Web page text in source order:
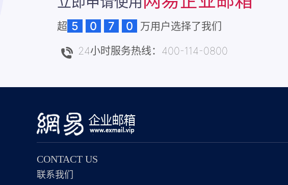
超 5 0 7 0
万用户选择了我们
24小时服务热线：400-114-0800
CONTACT US
联系我们